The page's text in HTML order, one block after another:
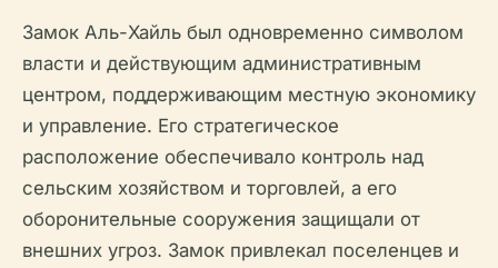
Замок Аль-Хайль был одновременно символом
власти и действующим административным
центром, поддерживающим местную экономику
и управление. Его стратегическое
расположение обеспечивало контроль над
сельским хозяйством и торговлей, а его
оборонительные сооружения защищали от
внешних угроз. Замок привлекал поселенцев и